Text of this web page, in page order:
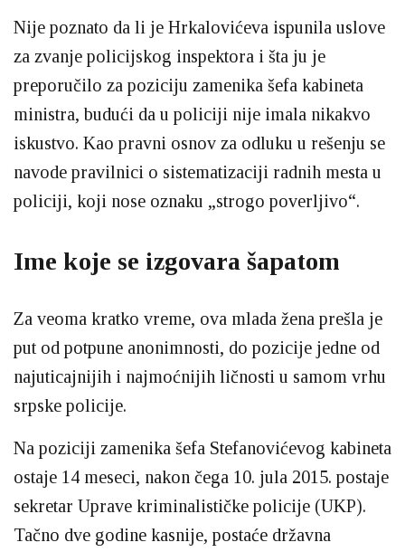
Nije poznato da li je Hrkalovićeva ispunila uslove
za zvanje policijskog inspektora i šta ju je
preporučilo za poziciju zamenika šefa kabineta
ministra, budući da u policiji nije imala nikakvo
iskustvo. Kao pravni osnov za odluku u rešenju se
navode pravilnici o sistematizaciji radnih mesta u
policiji, koji nose oznaku „strogo poverljivo“.
Ime koje se izgovara šapatom
Za veoma kratko vreme, ova mlada žena prešla je
put od potpune anonimnosti, do pozicije jedne od
najuticajnijih i najmoćnijih ličnosti u samom vrhu
srpske policije.
Na poziciji zamenika šefa Stefanovićevog kabineta
ostaje 14 meseci, nakon čega 10. jula 2015. postaje
sekretar Uprave kriminalističke policije (UKP).
Tačno dve godine kasnije, postaće državna